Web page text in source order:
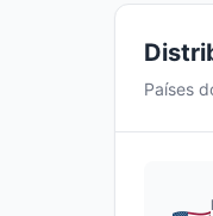
Países